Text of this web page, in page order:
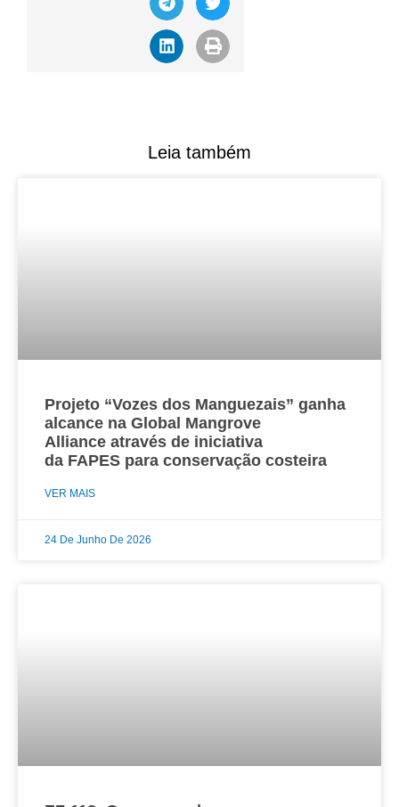
Leia também
Projeto “Vozes dos Manguezais” ganha
alcance na Global Mangrove
Alliance através de iniciativa
da FAPES para conservação costeira
VER MAIS
24 De Junho De 2026